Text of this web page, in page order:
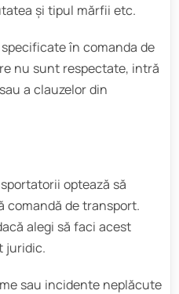
și tipul mărfii etc.
în comanda de
nu sunt respectate, intră
a clauzelor din
optează să
comandă de transport.
alegi să faci acest
juridic.
sau incidente neplăcute